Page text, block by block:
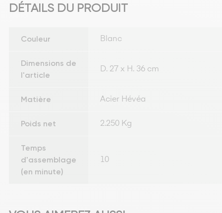
DÉTAILS DU PRODUIT
Couleur Blanc
Dimensions de
l'article
D. 27 x H. 36 cm
Matière Acier Hévéa
Poids net 2.250 Kg
Temps
d'assemblage
(en minute)
10